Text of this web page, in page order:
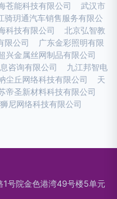
苍能科技有限公司
武汉市
骑玥通汽车销售服务有限公
科技有限公司
北京弘智教
限公司
广东金彩照明有限
兴金属丝网制品有限公司
咨询有限公司
九江邦智电
尘丘网络科技有限公司
天
帝圣新材料科技有限公司
尼网络科技有限公司
1号院金色港湾49号楼5单元